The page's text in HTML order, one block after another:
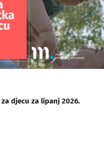
djecu za lipanj 2026.